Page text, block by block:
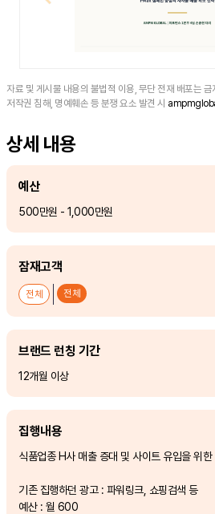
자료 및 게시물 내용의 불법적 이용, 무단 전재 배포는
저작권 침해, 명예훼손 등 분쟁 요소 발견 시
상세 내용
예산
500만원 - 1,000만원
잠재고객
전체 전체
브랜드 런칭 기간
12개월 이상
집행내용
식품업종 H사 매출 증대 및 사이트 유입을 위
기존 집행하던 광고 : 파워링크, 쇼핑검색 등
예산 : 월 600